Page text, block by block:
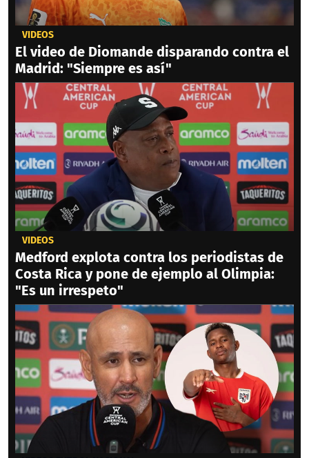
VIDEOS
El video de Diomande disparando contra el
Madrid: "Siempre es así"
VIDEOS
Medford explota contra los periodistas de
Costa Rica y pone de ejemplo al Olimpia:
"Es un irrespeto"